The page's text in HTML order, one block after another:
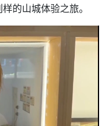
的山城体验之旅。